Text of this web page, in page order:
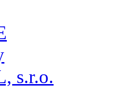
s.r.o.